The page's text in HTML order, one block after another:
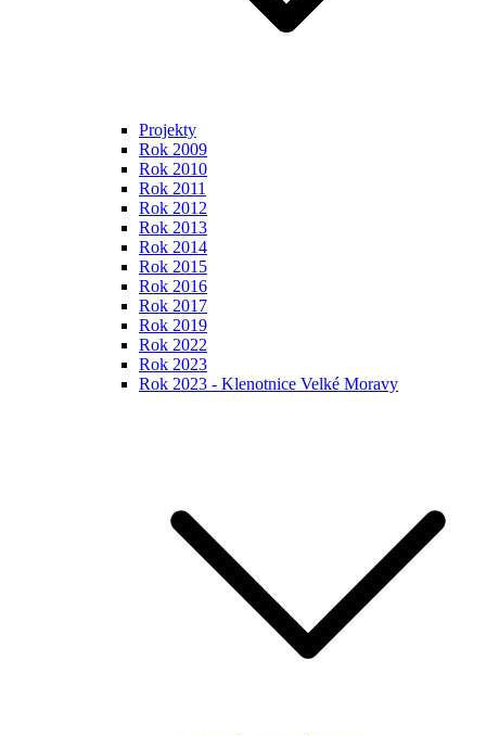
Projekty
Rok 2009
Rok 2010
Rok 2011
Rok 2012
Rok 2013
Rok 2014
Rok 2015
Rok 2016
Rok 2017
Rok 2019
Rok 2022
Rok 2023
Rok 2023 - Klenotnice Velké Moravy